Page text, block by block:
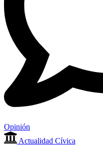
Opinión
Actualidad Cívica